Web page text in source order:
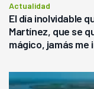
Actualidad
El día inolvidable
Martínez, que se
mágico, jamás